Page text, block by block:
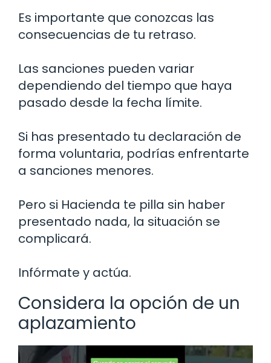
Es importante que conozcas las
consecuencias de tu retraso.
Las sanciones pueden variar
dependiendo del tiempo que haya
pasado desde la fecha límite.
Si has presentado tu declaración de
forma voluntaria, podrías enfrentarte
a sanciones menores.
Pero si Hacienda te pilla sin haber
presentado nada, la situación se
complicará.
Infórmate y actúa.
Considera la opción de un
aplazamiento